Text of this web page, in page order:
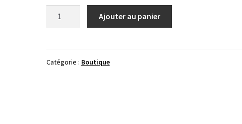
Ajouter au panier
Catégorie : Boutique